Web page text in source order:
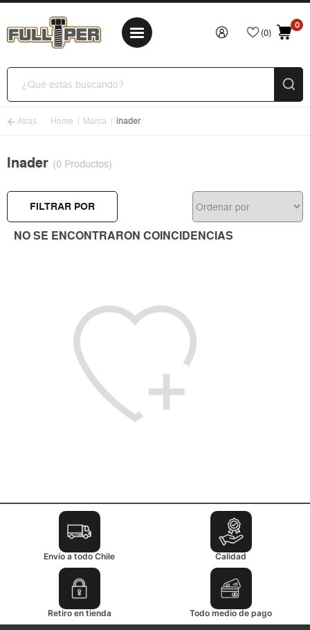
(0)
0
Atrás Home Marca inader
Inader (0 Productos)
FILTRAR POR
NO SE ENCONTRARON COINCIDENCIAS
Envío a todo Chile Calidad
Retiro en tienda Todo medio de pago